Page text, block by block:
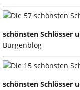
schönsten Schlösser
Burgenblog
schönsten Schlösser